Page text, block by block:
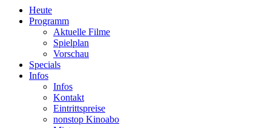
Heute
Programm
Aktuelle Filme
Spielplan
Vorschau
Specials
Infos
Infos
Kontakt
Eintrittspreise
nonstop Kinoabo